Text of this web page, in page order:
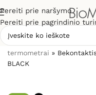
Pereiti prie naršymo
Pereiti prie pagrindinio
termometrai »
BLACK